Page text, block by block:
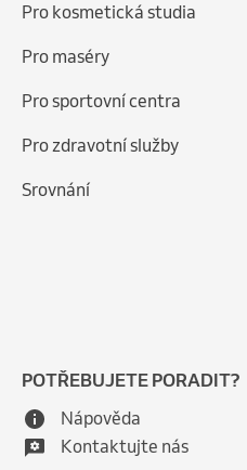
Pro kosmetická studia
Pro maséry
Pro sportovní centra
Pro zdravotní služby
Srovnání
POTŘEBUJETE PORADIT?
Nápověda
Kontaktujte nás